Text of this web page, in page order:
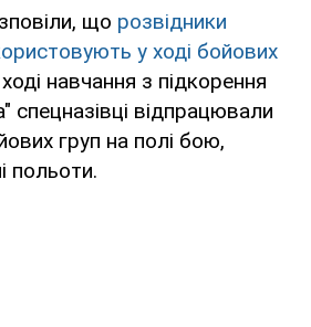
що розвідники
у ході бойових
навчання з підкорення
спецназівці відпрацювали
груп на полі бою,
польоти.